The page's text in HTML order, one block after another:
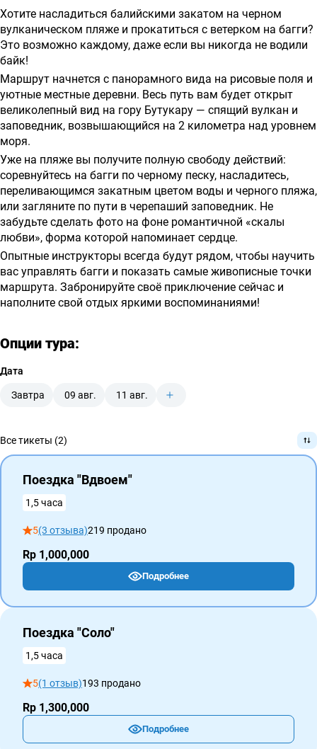
о
предоставлении
услуг
Хотите насладиться балийскими закатом на черном
вулканическом пляже и прокатиться с ветерком на багги?
Это возможно каждому, даже если вы никогда не водили
байк!
Маршрут начнется с панорамного вида на рисовые поля и
уютные местные деревни. Весь путь вам будет открыт
великолепный вид на гору Бутукару — спящий вулкан и
заповедник, возвышающийся на 2 километра над уровнем
моря.
Уже на пляже вы получите полную свободу действий:
соревнуйтесь на багги по черному песку, насладитесь,
переливающимся закатным цветом воды и черного пляжа,
или загляните по пути в черепаший заповедник. Не
забудьте сделать фото на фоне романтичной «скалы
любви», форма которой напоминает сердце.
Опытные инструкторы всегда будут рядом, чтобы научить
вас управлять багги и показать самые живописные точки
маршрута. Забронируйте своё приключение сейчас и
наполните свой отдых яркими воспоминаниями!
Опции тура:
Дата
Завтра 09 авг. 11 авг.
Все тикеты (2)
Поездка "Вдвоем"
1,5 часа
5(3 отзыва)219 продано
Rp 1,000,000
Подробнее
Поездка "Соло"
1,5 часа
5(1 отзыв)193 продано
Rp 1,300,000
Подробнее